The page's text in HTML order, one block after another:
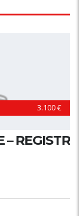
3.100 €
– REGISTR